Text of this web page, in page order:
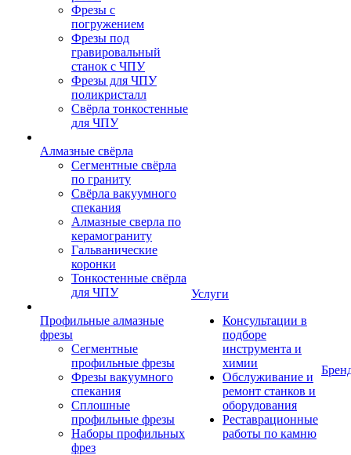
Фрезы с
погружением
Фрезы под
гравировальный
станок с ЧПУ
Фрезы для ЧПУ
поликристалл
Свёрла тонкостенные
для ЧПУ
Алмазные свёрла
Сегментные свёрла
по граниту
Свёрла вакуумного
спекания
Алмазные сверла по
керамограниту
Гальванические
коронки
Тонкостенные свёрла
для ЧПУ
Профильные алмазные
фрезы
Сегментные
профильные фрезы
Фрезы вакуумного
спекания
Сплошные
профильные фрезы
Наборы профильных
фрез
Услуги
Консультации в
подборе
инструмента и
химии
Обслуживание и
ремонт станков и
оборудования
Реставрационные
работы по камню